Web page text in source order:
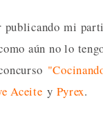
publicando mi
aún no lo
Aceite y Pyrex.